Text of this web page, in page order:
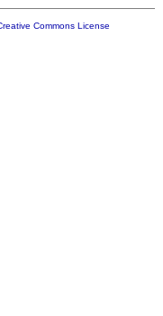
Commons License